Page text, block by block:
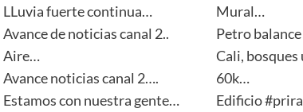
LLuvia fuerte continua…
Avance de noticias canal 2..
Aire…
Avance noticias canal 2….
Estamos con nuestra gente…
Mural…
Petro
Cali,
60k…
Edificio